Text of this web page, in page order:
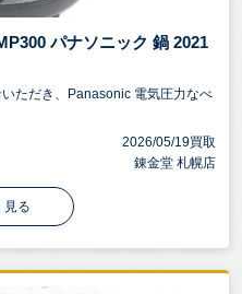
パナソニック 鍋 2021
ただき、Panasonic 電気圧力なべ
2026/05/19買取
錬金堂 札幌店
見る